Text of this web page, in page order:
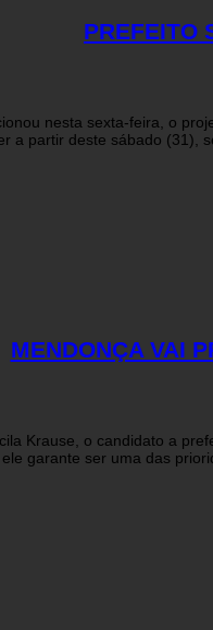
PREFEITO
nesta sexta-feira, o
a partir deste sábado (31),
MENDONÇA VAI
Krause, o candidato a
garante ser uma das